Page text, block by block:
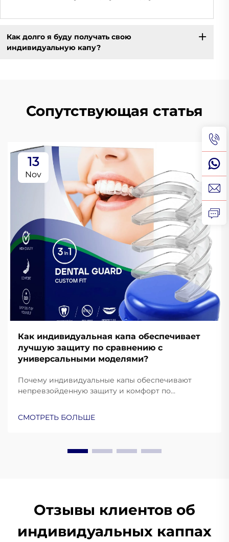
Как долго я буду получать свою
индивидуальную капу?
Сопутствующая статья
13
Nov
Как индивидуальная капа обеспечивает
лучшую защиту по сравнению с
универсальными моделями?
Почему индивидуальные капы обеспечивают
непревзойденную защиту и комфорт по
защиты зубов. Узнайте больше уже сейчас.
СМОТРЕТЬ БОЛЬШЕ
Отзывы клиентов об
индивидуальных каппах